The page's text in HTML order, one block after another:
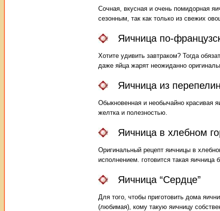
Сочная, вкусная и очень помидорная
сезонным, так как только из свежих
Яичница по-
Хотите удивить завтраком? Тогда
даже яйца жарят неожиданно
Яичница из
Обыкновенная и необычайно красивая
желтка и полезностью.
Яичница в хлебном
Оригинальный рецепт яичницы в
исполнением. готовится такая яичница
Яичница “Сердце”
Для того, чтобы приготовить дома
(любимая), кому такую яичницу